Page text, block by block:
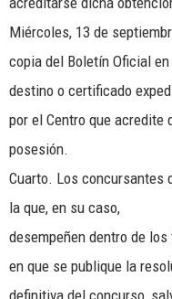
Miércoles, 13 de
copia del Boletín Oficial
destino o certificado
por el Centro que acredite
posesión.
Cuarto. Los concursantes
la que, en su caso,
desempeñen dentro de
en que se publique la
definitiva del concurso,